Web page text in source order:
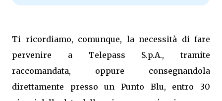
Ti ricordiamo, comunque, la necessità di fare
pervenire a Telepass S.p.A., tramite
raccomandata, oppure consegnandola
direttamente presso un Punto Blu, entro 30